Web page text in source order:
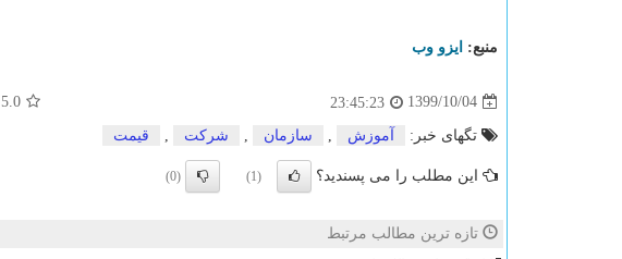
منبع: ایزو وب
1399/10/04
23:45:23
5.0
تگهای خبر: آموزش سازمان شركت قیمت
این مطلب را می پسندید؟ (1)
(0)
تازه ترین مطالب مرتبط